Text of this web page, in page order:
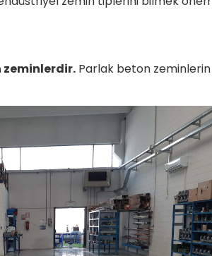
zeminlerdir. Parlak beton zeminlerin